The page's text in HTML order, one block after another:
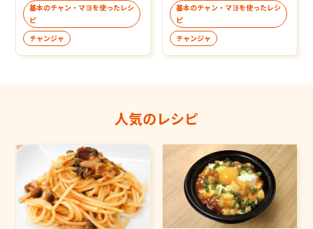
基本のチャン・マヨを使ったレシ
ピ
チャンジャ
基本のチャン・マヨを使ったレシ
ピ
チャンジャ
人気のレシピ